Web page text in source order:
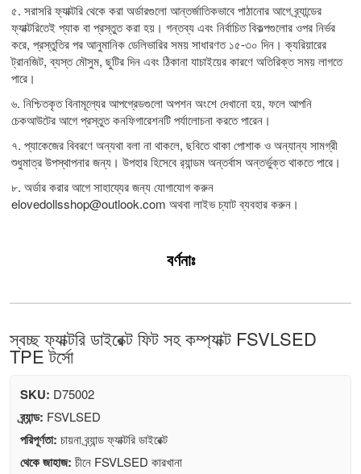
৫. সরাসরি ফ্যাক্টরি থেকে করা অর্ডারগুলো আন্তর্জাতিকভাবে পাঠানোর আগে ব্র্যান্ডের
ফ্যাক্টরিতেই প্যাক বা প্রস্তুত করা হয়। গন্তব্য এবং নির্বাচিত বিকল্পগুলোর ওপর নির্ভর
করে, প্রস্তুতির পর আনুমানিক ডেলিভারির সময় সাধারণত ১৫-৩০ দিন। ক্যরিয়ারের
ট্রানজিট, ব্যস্ত মৌসুম, ছুটির দিন এবং ঠিকানা যাচাইয়ের কারণে অতিরিক্ত সময় লাগতে
পারে।
৬. নিশ্চিতকৃত বিনামূল্যের আপগ্রেডগুলো অপশন অংশে দেখানো হয়, ফলে আপনি
চেকআউটের আগে প্রস্তুত কনফিগারেশনটি পর্যালোচনা করতে পারেন।
৭. প্যাকেজের বিবরণে অন্যথা বলা না থাকলে, ছবিতে থাকা পোশাক ও অন্যান্য সামগ্রী
শুধুমাত্র উপস্থাপনার জন্য। উপহার হিসেবে র‍্যান্ডম অন্তর্বাস অন্তর্ভুক্ত থাকতে পারে।
৮. অর্ডার করার আগে সাহায্যের জন্য যোগাযোগ করুন
elovedollsshop@outlook.com অথবা লাইভ চ্যাট ব্যবহার করুন।
বর্ণনাঃ
স্বচ্ছ ফ্যাক্টরি ডাইরেক্ট ফিট সহ কম্প্যাক্ট FSVLSED
TPE টর্সো
SKU: D75002
ব্র্যান্ড: FSVLSED
পরিপূর্ণতা: চায়না ব্র্যান্ড ফ্যাক্টরি ডাইরেক্ট
থেকে জাহাজ: চীনে FSVLSED কারখানা